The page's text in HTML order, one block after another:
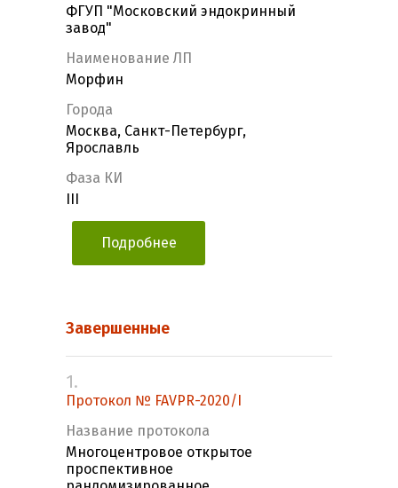
ФГУП "Московский эндокринный
завод"
Наименование ЛП
Морфин
Города
Москва, Санкт-Петербург,
Ярославль
Фаза КИ
Подробнее
Завершенные
1.
Протокол № FAVPR-2020/I
Название протокола
Многоцентровое открытое
проспективное